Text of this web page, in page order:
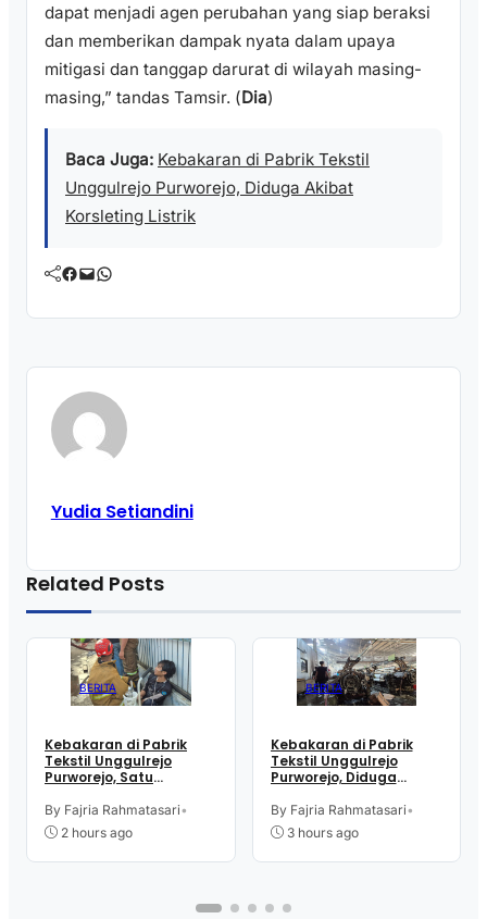
dapat menjadi agen perubahan yang siap beraksi
dan memberikan dampak nyata dalam upaya
mitigasi dan tanggap darurat di wilayah masing-
masing,” tandas Tamsir. (Dia)
Baca Juga: Kebakaran di Pabrik Tekstil
Unggulrejo Purworejo, Diduga Akibat
Korsleting Listrik
Facebook Mail WhatsApp
Yudia Setiandini
Related Posts
BERITA
Kebakaran di Pabrik
Tekstil Unggulrejo
Purworejo, Satu
Tulang, Petugas
Damkar Sesak Nafas
By Fajria Rahmatasari•
2 hours ago
BERITA
Kebakaran di Pabrik
Tekstil Unggulrejo
Purworejo, Diduga
By Fajria Rahmatasari•
3 hours ago